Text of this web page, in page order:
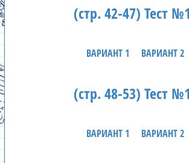
(стр. 42-47) Тест
ВАРИАНТ 1 ВАРИАНТ 2
(стр. 48-53) Тест
ВАРИАНТ 1 ВАРИАНТ 2